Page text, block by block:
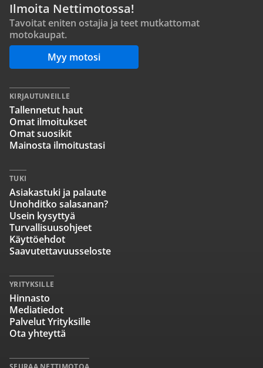
Ilmoita Nettimotossa!
Tavoitat eniten ostajia ja teet mutkattomat
motokaupat.
Myy motosi
KIRJAUTUNEILLE
Tallennetut haut
Omat ilmoitukset
Omat suosikit
Mainosta ilmoitustasi
TUKI
Asiakastuki ja palaute
Unohditko salasanan?
Usein kysyttyä
Turvallisuusohjeet
Käyttöehdot
Saavutettavuusseloste
YRITYKSILLE
Hinnasto
Mediatiedot
Palvelut Yrityksille
Ota yhteyttä